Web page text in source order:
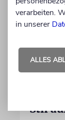
Stil
verarbeiten.
in unserer
ALLES